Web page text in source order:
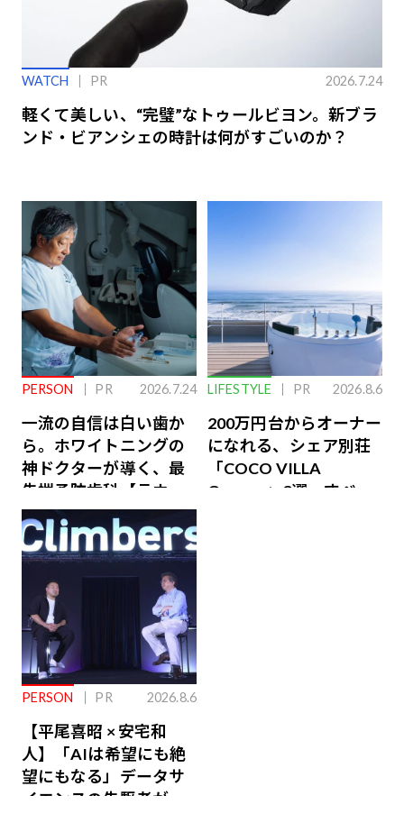
WATCH PR 2026.7.24
軽くて美しい、“完璧”なトゥールビヨン。新ブラ
ンド・ビアンシェの時計は何がすごいのか？
PERSON PR 2026.7.24
一流の自信は白い歯か
ら。ホワイトニングの
神ドクターが導く、最
先端予防歯科【ラウン
ジ会員特典あり】
LIFESTYLE PR 2026.8.6
200万円台からオーナー
になれる、シェア別荘
「COCO VILLA
Owners」3選。すべて
PERSON PR 2026.8.6
【平尾喜昭 × 安宅和
人】「AIは希望にも絶
望にもなる」データサ
イエンスの先駆者が語